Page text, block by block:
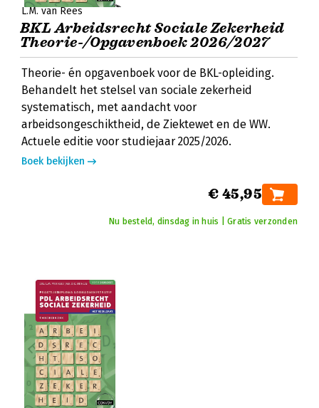
L.M. van Rees
BKL Arbeidsrecht Sociale Zekerheid
Theorie-/Opgavenboek 2026/2027
Theorie- én opgavenboek voor de BKL-opleiding.
Behandelt het stelsel van sociale zekerheid
systematisch, met aandacht voor
arbeidsongeschiktheid, de Ziektewet en de WW.
Actuele editie voor studiejaar 2025/2026.
Boek bekijken
€ 45,95
Nu besteld, dinsdag in huis | Gratis verzonden